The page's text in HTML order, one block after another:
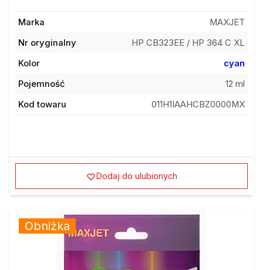
Marka
MAXJET
Nr oryginalny
HP CB323EE / HP 364 C XL
Kolor
cyan
Pojemność
12 ml
Kod towaru
011H1IAAHCBZ0000MX
Dodaj do ulubionych
Obniżka